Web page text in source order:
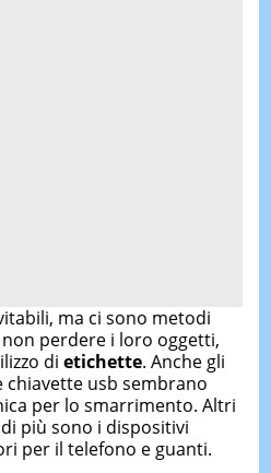
ma ci sono metodi
perdere i loro oggetti,
di etichette. Anche gli
chiavette usb sembrano
per lo smarrimento. Altri
più sono i dispositivi
per il telefono e guanti.